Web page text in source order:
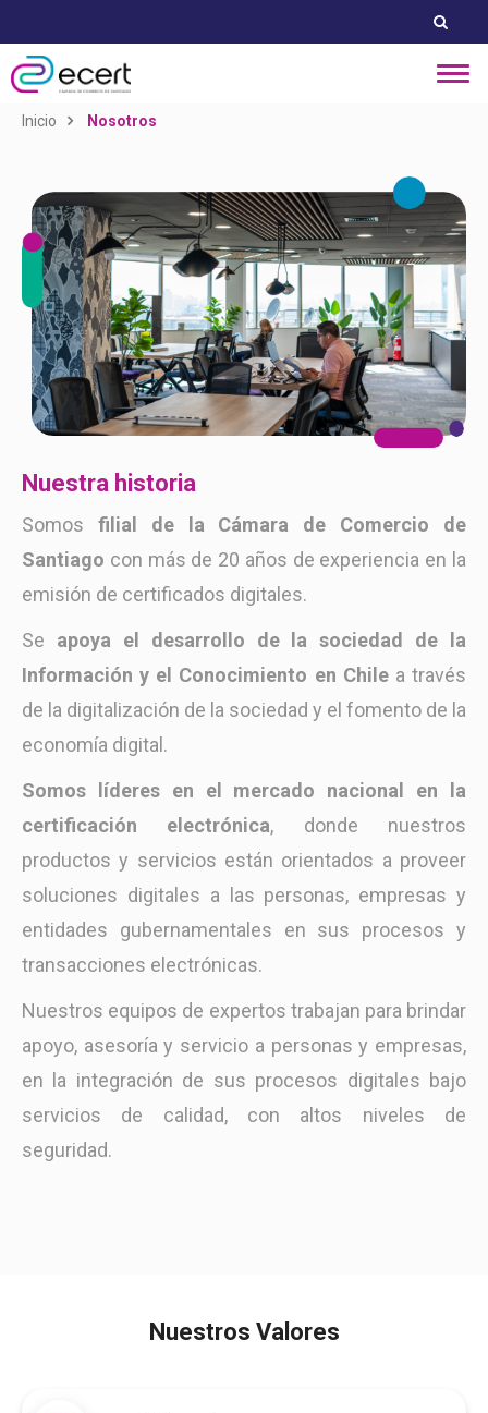
Inicio Nosotros
Nuestra historia
Somos filial de la Cámara de Comercio de
Santiago con más de 20 años de experiencia en la
emisión de certificados digitales.
Se apoya el desarrollo de la sociedad de la
Información y el Conocimiento en Chilea través
de la digitalización de la sociedad y el fomento de la
economía digital.
Somos líderes en el mercado nacional en la
certificación electrónica, donde nuestros
productos y servicios están orientados a proveer
soluciones digitales a las personas, empresas y
entidades gubernamentales en sus procesos y
transacciones electrónicas.
Nuestros equipos de expertos trabajan para brindar
apoyo, asesoría y servicio a personas y empresas,
en la integración de sus procesos digitales bajo
servicios de calidad, con altos niveles de
seguridad.
Nuestros Valores